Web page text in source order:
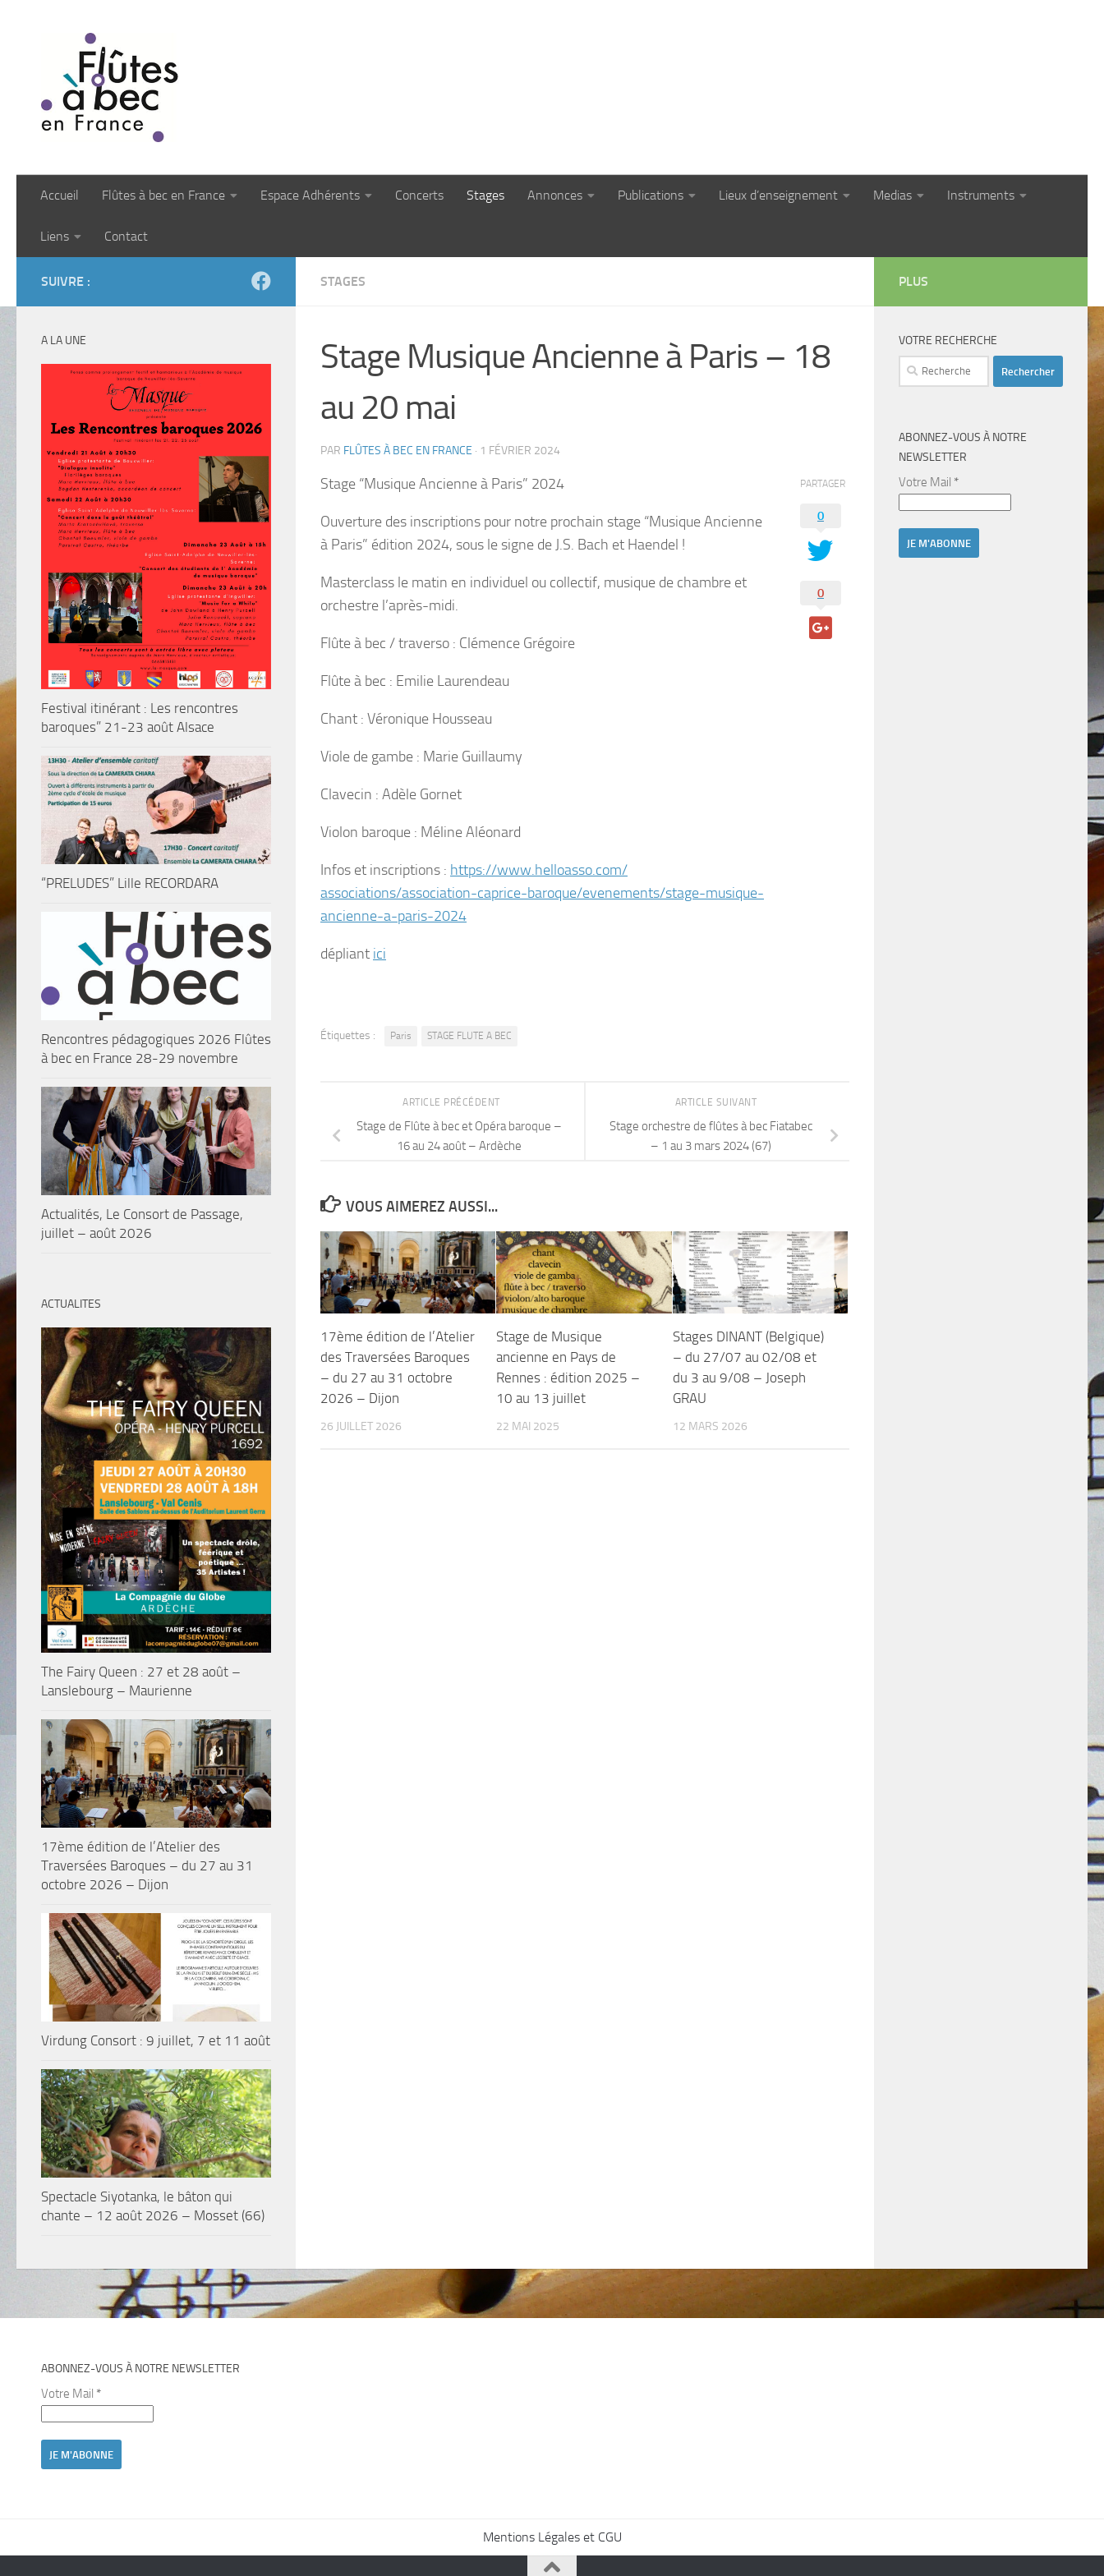
Accueil Flûtes à bec en France Espace Adhérents Concerts Stages Annonces Publications Lieux d’enseignement Medias Instruments
Liens Contact
STAGES
Stage Musique Ancienne à Paris – 18
au 20 mai
PAR FLÛTES À BEC EN FRANCE · 1 FÉVRIER 2024
Stage “Musique Ancienne à Paris” 2024
Ouverture des inscriptions pour notre prochain stage “Musique Ancienne
à Paris” édition 2024, sous le signe de J.S. Bach et Haendel !
Masterclass le matin en individuel ou collectif, musique de chambre et
orchestre l’après-midi.
Flûte à bec / traverso : Clémence Grégoire
Flûte à bec : Emilie Laurendeau
Chant : Véronique Housseau
Viole de gambe : Marie Guillaumy
Clavecin : Adèle Gornet
Violon baroque : Méline Aléonard
Infos et inscriptions : https://www.helloasso.com/
associations/association-caprice-baroque/evenements/stage-musique-
ancienne-a-paris-2024
dépliant ici
PARTAGER
0
0
Étiquettes : Paris STAGE FLUTE A BEC
ARTICLE SUIVANT
Stage orchestre de flûtes à bec Fiatabec
– 1 au 3 mars 2024 (67)
ARTICLE PRÉCÉDENT
Stage de Flûte à bec et Opéra baroque –
16 au 24 août – Ardèche
VOUS AIMEREZ AUSSI...
17ème édition de l’Atelier
des Traversées Baroques
– du 27 au 31 octobre
2026 – Dijon
26 JUILLET 2026
Stage de Musique
ancienne en Pays de
Rennes : édition 2025 –
10 au 13 juillet
22 MAI 2025
Stages DINANT (Belgique)
– du 27/07 au 02/08 et
du 3 au 9/08 – Joseph
GRAU
12 MARS 2026
SUIVRE :
A LA UNE
Festival itinérant : Les rencontres
baroques” 21-23 août Alsace
“PRELUDES” Lille RECORDARA
Rencontres pédagogiques 2026 Flûtes
à bec en France 28-29 novembre
Actualités, Le Consort de Passage,
juillet – août 2026
ACTUALITES
The Fairy Queen : 27 et 28 août –
Lanslebourg – Maurienne
17ème édition de l’Atelier des
Traversées Baroques – du 27 au 31
octobre 2026 – Dijon
Virdung Consort : 9 juillet, 7 et 11 août
Spectacle Siyotanka, le bâton qui
chante – 12 août 2026 – Mosset (66)
PLUS
VOTRE RECHERCHE
Rechercher :
ABONNEZ-VOUS À NOTRE
NEWSLETTER
Votre Mail *
ABONNEZ-VOUS À NOTRE NEWSLETTER
Votre Mail *
Mentions Légales et CGU